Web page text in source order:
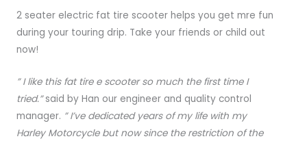
2 seater electric fat tire scooter helps you get mre fun
during your touring drip. Take your friends or child out
now!
” I like this fat tire e scooter so much the first time I
tried.”said by Han our engineer and quality control
manager. ” I’ve dedicated years of my life with my
Harley Motorcycle but now since the restriction of the